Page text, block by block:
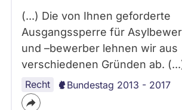
(...) Die von Ihnen geforderte
Ausgangssperre für
und –bewerber lehnen wir aus
verschiedenen Gründen ab.
Recht Bundestag 2013 - 2017